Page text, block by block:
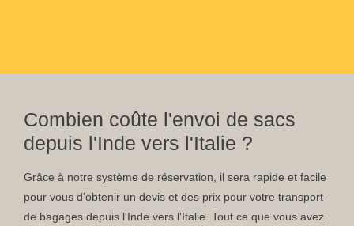
Combien coûte l'envoi de sacs
depuis l'Inde vers l'Italie ?
Grâce à notre système de réservation, il sera rapide et facile
pour vous d'obtenir un devis et des prix pour votre transport
de bagages depuis l'Inde vers l'Italie. Tout ce que vous avez